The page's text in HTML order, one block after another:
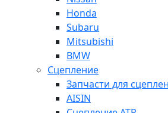
Honda
Subaru
Mitsubishi
BMW
Сцепление
Запчасти для
AISIN